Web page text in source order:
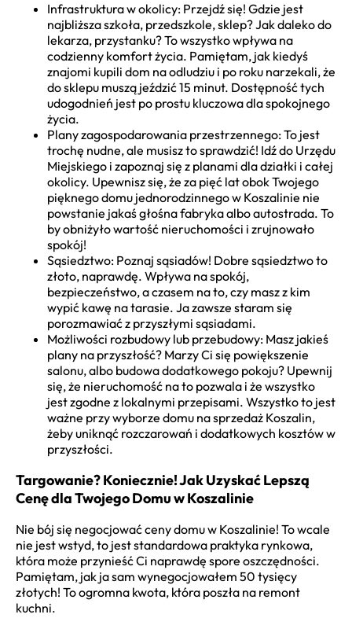
Infrastruktura w okolicy: Przejdź się! Gdzie jest
najbliższa szkoła, przedszkole, sklep? Jak daleko do
lekarza, przystanku? To wszystko wpływa na
codzienny komfort życia. Pamiętam, jak kiedyś
znajomi kupili dom na odludziu i po roku narzekali, że
do sklepu muszą jeździć 15 minut. Dostępność tych
udogodnień jest po prostu kluczowa dla spokojnego
życia.
Plany zagospodarowania przestrzennego: To jest
trochę nudne, ale musisz to sprawdzić! Idź do Urzędu
Miejskiego i zapoznaj się z planami dla działki i całej
okolicy. Upewnisz się, że za pięć lat obok Twojego
pięknego domu jednorodzinnego w Koszalinie nie
powstanie jakaś głośna fabryka albo autostrada. To
by obniżyło wartość nieruchomości i zrujnowało
spokój!
Sąsiedztwo: Poznaj sąsiadów! Dobre sąsiedztwo to
złoto, naprawdę. Wpływa na spokój,
bezpieczeństwo, a czasem na to, czy masz z kim
wypić kawę na tarasie. Ja zawsze staram się
porozmawiać z przyszłymi sąsiadami.
Możliwości rozbudowy lub przebudowy: Masz jakieś
plany na przyszłość? Marzy Ci się powiększenie
salonu, albo budowa dodatkowego pokoju? Upewnij
się, że nieruchomość na to pozwala i że wszystko
jest zgodne z lokalnymi przepisami. Wszystko to jest
ważne przy wyborze domu na sprzedaż Koszalin,
żeby uniknąć rozczarowań i dodatkowych kosztów w
przyszłości.
Targowanie? Koniecznie! Jak Uzyskać Lepszą
Cenę dla Twojego Domu w Koszalinie
Nie bój się negocjować ceny domu w Koszalinie! To wcale
nie jest wstyd, to jest standardowa praktyka rynkowa,
która może przynieść Ci naprawdę spore oszczędności.
Pamiętam, jak ja sam wynegocjowałem 50 tysięcy
złotych! To ogromna kwota, która poszła na remont
kuchni.